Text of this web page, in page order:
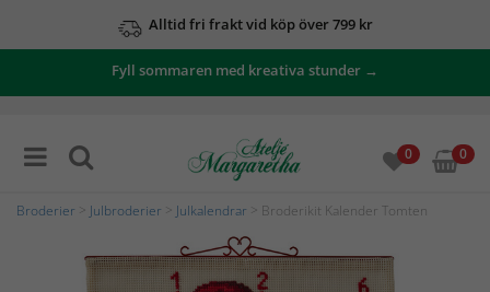
Alltid fri frakt vid köp över 799 kr
Fyll sommaren med kreativa stunder →
0 0
Broderier Julbroderier Julkalendrar > Broderikit Kalender Tomten